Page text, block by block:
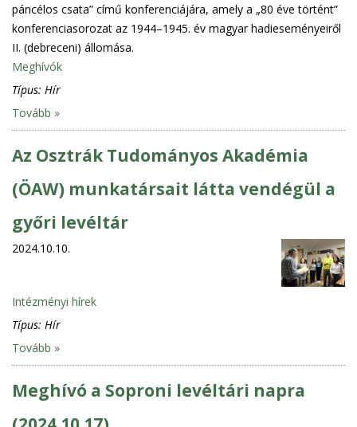
páncélos csata” című konferenciájára, amely a „80 éve történt”
konferenciasorozat az 1944–1945. év magyar hadieseményeiről
II. (debreceni) állomása.
Meghívók
Típus: Hír
Tovább »
Az Osztrák Tudományos Akadémia
(ÖAW) munkatársait látta vendégül a
győri levéltár
2024.10.10.
Intézményi hírek
Típus: Hír
Tovább »
Meghívó a Soproni levéltári napra